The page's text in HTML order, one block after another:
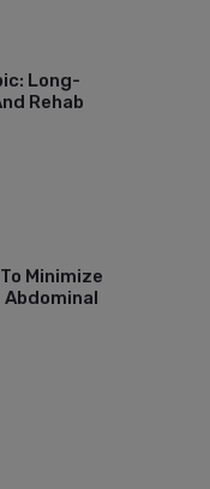
Long-
Rehab
Minimize